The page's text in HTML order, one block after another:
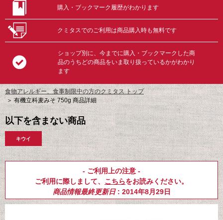
購入・ブックマーク履歴がわかります
クミタスでのご利用は商品購入時も無料です
ショップ別に、今までに購入・ブックマークした商
品のうちどの商品をいま取り扱っているかがわかり
ます
食物アレルギー、食事制限中の方のクミタス トップ
＞有機立科麦みそ 750g 商品詳細
以下を含まない商品
キウイ
- ご利用上の注意 -
ご利用に際しまして、 こちらをお読みください。
商品情報最終更新日: 2014年8月29日